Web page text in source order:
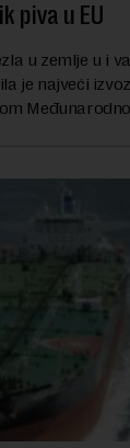
piva u EU
u zemlje u i
je najveći